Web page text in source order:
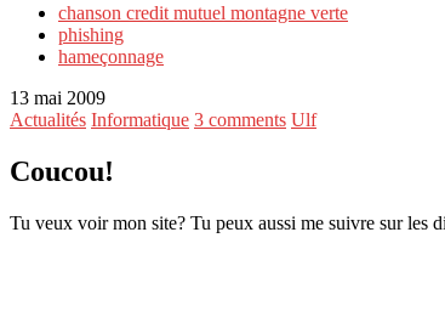
chanson credit mutuel montagne verte
phishing
hameçonnage
13 mai 2009
Actualités Informatique 3 comments Ulf
Coucou!
Tu veux voir mon site? Tu peux aussi me suivre sur les